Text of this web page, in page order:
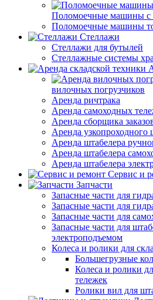
Поломоечные машины с
Поломоечные машины
Стеллажи
Стеллажи для бутылей
Стеллажные системы
вилочных погрузчиков
Аренда ричтрака
Аренда самоходных
Аренда сборщика
Аренда узкопроходного
Аренда штабелера
Аренда штабелера
Аренда штабелера
Сервис и
Запчасти
Запасные части для
Запасные части для
Запасные части для
Запасные части для
электроподъемом
Колеса и ролики для
Большегрузные
Колеса и ролики
тележек
Ролики вил для